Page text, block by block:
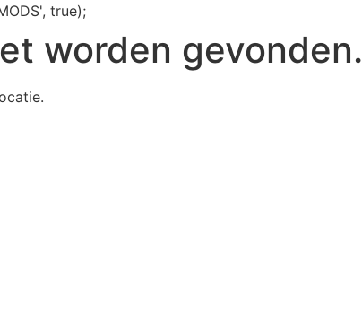
true);
worden gevonden.